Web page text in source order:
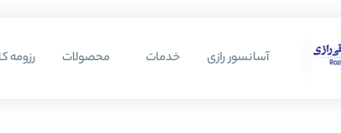
آسانسور رازی خدمات محصولات رزومه